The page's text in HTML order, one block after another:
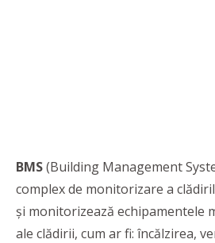
BMS(Building Management
complex de monitorizare a
şi monitorizează echipamentele
ale clădirii, cum ar fi: încălzirea,